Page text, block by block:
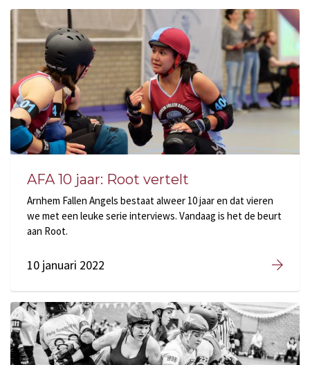
AFA 10 jaar: Root vertelt
Arnhem Fallen Angels bestaat alweer 10 jaar en dat vieren
we met een leuke serie interviews. Vandaag is het de beurt
aan Root.
10 januari 2022